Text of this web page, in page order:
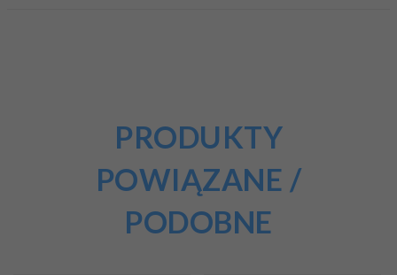
PRODUKTY
POWIĄZANE /
PODOBNE